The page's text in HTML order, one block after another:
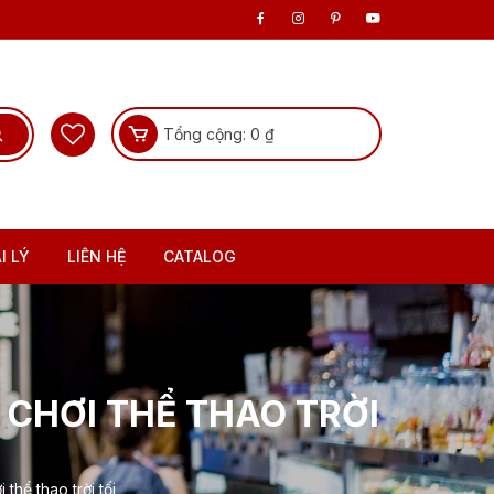
Tổng cộng: 0 ₫
LÝ LIÊN HỆ CATALOG
THỂ THAO TRỜI
thể thao trời tối